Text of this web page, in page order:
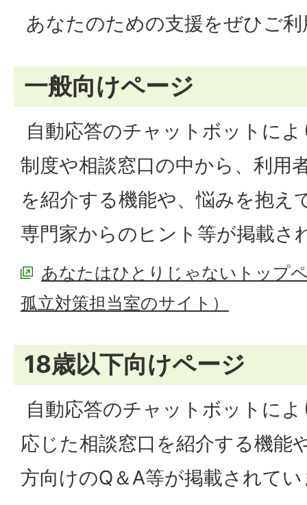
あなたのための支援をぜひご
一般向けページ
自動応答のチャットボットに
制度や相談窓口の中から、利用
を紹介する機能や、悩みを抱え
専門家からのヒント等が掲載さ
あなたはひとりじゃないトップ
孤立対策担当室のサイト）
18歳以下向けページ
自動応答のチャットボットに
応じた相談窓口を紹介する機能
方向けのQ＆A等が掲載されて